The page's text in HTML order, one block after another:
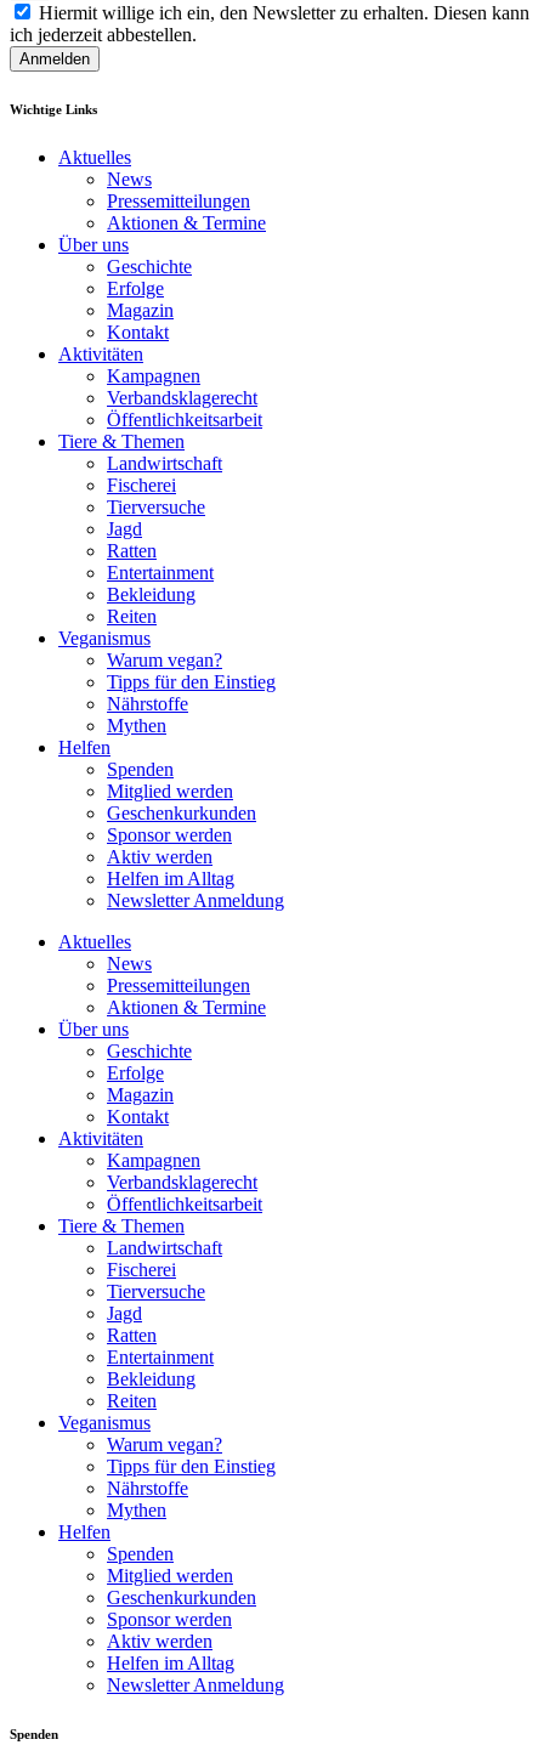
Hiermit willige ich ein, den Newsletter zu erhalten. Diesen kann
ich jederzeit abbestellen.
Anmelden
Wichtige Links
Aktuelles
News
Pressemitteilungen
Aktionen & Termine
Über uns
Geschichte
Erfolge
Magazin
Kontakt
Aktivitäten
Kampagnen
Verbandsklagerecht
Öffentlichkeitsarbeit
Tiere & Themen
Landwirtschaft
Fischerei
Tierversuche
Jagd
Ratten
Entertainment
Bekleidung
Reiten
Veganismus
Warum vegan?
Tipps für den Einstieg
Nährstoffe
Mythen
Helfen
Spenden
Mitglied werden
Geschenkurkunden
Sponsor werden
Aktiv werden
Helfen im Alltag
Newsletter Anmeldung
Aktuelles
News
Pressemitteilungen
Aktionen & Termine
Über uns
Geschichte
Erfolge
Magazin
Kontakt
Aktivitäten
Kampagnen
Verbandsklagerecht
Öffentlichkeitsarbeit
Tiere & Themen
Landwirtschaft
Fischerei
Tierversuche
Jagd
Ratten
Entertainment
Bekleidung
Reiten
Veganismus
Warum vegan?
Tipps für den Einstieg
Nährstoffe
Mythen
Helfen
Spenden
Mitglied werden
Geschenkurkunden
Sponsor werden
Aktiv werden
Helfen im Alltag
Newsletter Anmeldung
Spenden